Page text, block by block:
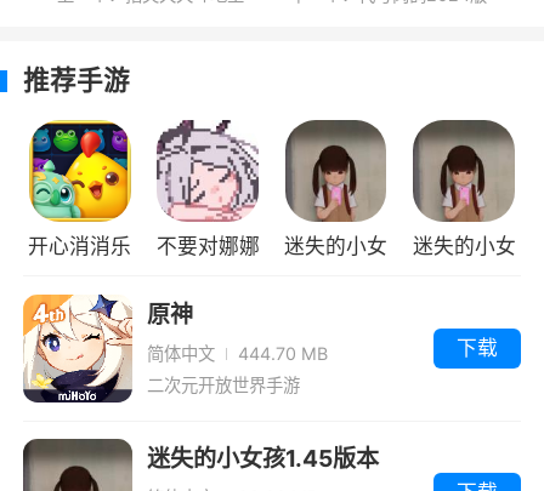
小编评价
1、你将在这里尽情的进行闯关，在自己的操
作下操控着自己的工具来进行破坏拆除，将关卡
中的建设物全部销毁，让自己的紧张的心情得到
释放，不断的去完成各种不同的任务
画风简洁趣味，大家可以一同参与冒险，在游戏
中开启全新的玩法之旅，精彩不可错过啦
推荐手游
开心消消乐
不要对娜娜
汉化版
迷失的小女
迷失的小女
版
原神
简体中文
444.70 MB
二次元开放世界手游
下载
迷失的小女孩1.45版本